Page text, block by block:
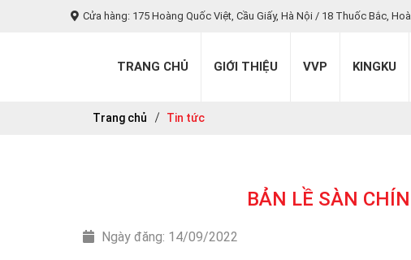
Cửa hàng: 175 Hoàng Quốc Việt, Cầu Giấy, Hà Nội / 18 Thuốc Bắc,
TRANG CHỦ GIỚI THIỆU VVP KINGKU
Trang chủ Tin tức
BẢN LỀ SÀN
Ngày đăng: 14/09/2022